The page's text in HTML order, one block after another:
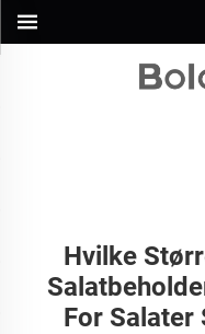
Hvilke
For Salater